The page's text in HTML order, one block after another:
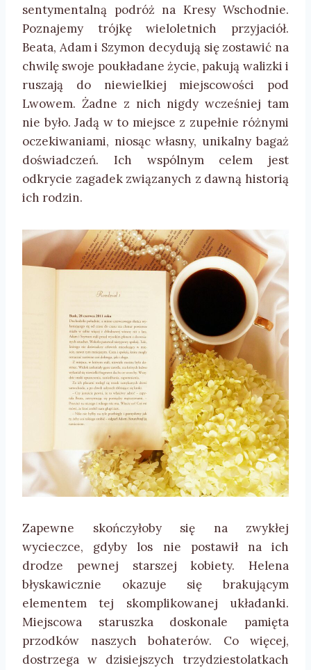
sentymentalną podróż na Kresy Wschodnie.
Poznajemy trójkę wieloletnich przyjaciół.
Beata, Adam i Szymon decydują się zostawić na
chwilę swoje poukładane życie, pakują walizki i
ruszają do niewielkiej miejscowości pod
Lwowem. Żadne z nich nigdy wcześniej tam
nie było. Jadą w to miejsce z zupełnie różnymi
oczekiwaniami, niosąc własny, unikalny bagaż
doświadczeń. Ich wspólnym celem jest
odkrycie zagadek związanych z dawną historią
ich rodzin.
Zapewne skończyłoby się na zwykłej
wycieczce, gdyby los nie postawił na ich
drodze pewnej starszej kobiety. Helena
błyskawicznie okazuje się brakującym
elementem tej skomplikowanej układanki.
Miejscowa staruszka doskonale pamięta
przodków naszych bohaterów. Co więcej,
dostrzega w dzisiejszych trzydziestolatkach